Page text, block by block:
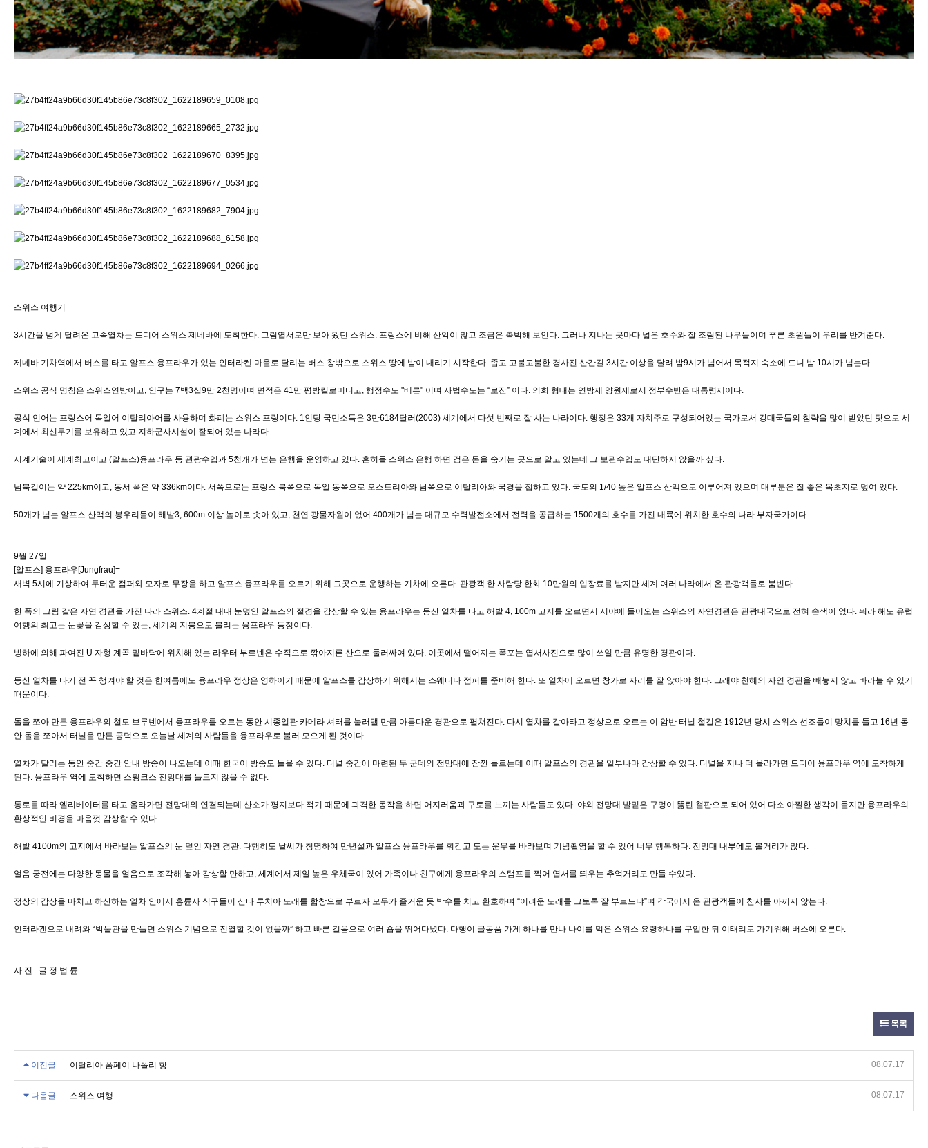
스위스 여행기
3시간을 넘게 달려온 고속열차는 드디어 스위스 제네바에 도착한다. 그림엽서로만 보아 왔던 스위스. 프랑스에 비해 산악이 많고 조금은 촉박해 보인다. 그러나 지나는 곳마다 넓은 호수와 잘 조림된 나무들이며 푸른 초원들이 우리를 반겨준다.
제네바 기차역에서 버스를 타고 알프스 융프라우가 있는 인터라켄 마을로 달리는 버스 창밖으로 스위스 땅에 밤이 내리기 시작한다. 좁고 고불고불한 경사진 산간길 3시간 이상을 달려 밤9시가 넘어서 목적지 숙소에 드니 밤 10시가 넘는다.
스위스 공식 명칭은 스위스연방이고, 인구는 7백3십9만 2천명이며 면적은 41만 평방킬로미터고, 행정수도 "베른" 이며 사법수도는 “로잔” 이다. 의회 형태는 연방제 양원제로서 정부수반은 대통령제이다.
공식 언어는 프랑스어 독일어 이탈리아어를 사용하며 화폐는 스위스 프랑이다. 1인당 국민소득은 3만6184달러(2003) 세계에서 다섯 번째로 잘 사는 나라이다. 행정은 33개 자치주로 구성되어있는 국가로서 강대국들의 침략을 많이 받았던 탓으로 세
계에서 최신무기를 보유하고 있고 지하군사시설이 잘되어 있는 나라다.
시계기술이 세계최고이고 (알프스)융프라우 등 관광수입과 5천개가 넘는 은행을 운영하고 있다. 흔히들 스위스 은행 하면 검은 돈을 숨기는 곳으로 알고 있는데 그 보관수입도 대단하지 않을까 싶다.
남북길이는 약 225km이고, 동서 폭은 약 336km이다. 서쪽으로는 프랑스 북쪽으로 독일 동쪽으로 오스트리아와 남쪽으로 이탈리아와 국경을 접하고 있다. 국토의 1/40 높은 알프스 산맥으로 이루어져 있으며 대부분은 질 좋은 목초지로 덮여 있다.
50개가 넘는 알프스 산맥의 봉우리들이 해발3, 600m 이상 높이로 솟아 있고, 천연 광물자원이 없어 400개가 넘는 대규모 수력발전소에서 전력을 공급하는 1500개의 호수를 가진 내륙에 위치한 호수의 나라 부자국가이다.
9월 27일
[알프스] 융프라우[Jungfrau]=
새벽 5시에 기상하여 두터운 점퍼와 모자로 무장을 하고 알프스 융프라우를 오르기 위해 그곳으로 운행하는 기차에 오른다. 관광객 한 사람당 한화 10만원의 입장료를 받지만 세계 여러 나라에서 온 관광객들로 붐빈다.
한 폭의 그림 같은 자연 경관을 가진 나라 스위스. 4계절 내내 눈덮인 알프스의 절경을 감상할 수 있는 융프라우는 등산 열차를 타고 해발 4, 100m 고지를 오르면서 시야에 들어오는 스위스의 자연경관은 관광대국으로 전혀 손색이 없다. 뭐라 해도 유럽
여행의 최고는 눈꽃을 감상할 수 있는, 세계의 지붕으로 불리는 융프라우 등정이다.
빙하에 의해 파여진 U 자형 계곡 밑바닥에 위치해 있는 라우터 부르넨은 수직으로 깎아지른 산으로 둘러싸여 있다. 이곳에서 떨어지는 폭포는 엽서사진으로 많이 쓰일 만큼 유명한 경관이다.
등산 열차를 타기 전 꼭 챙겨야 할 것은 한여름에도 융프라우 정상은 영하이기 때문에 알프스를 감상하기 위해서는 스웨터나 점퍼를 준비해 한다. 또 열차에 오르면 창가로 자리를 잘 앉아야 한다. 그래야 천혜의 자연 경관을 빼놓지 않고 바라볼 수 있기
때문이다.
돌을 쪼아 만든 융프라우의 철도 브루넨에서 융프라우를 오르는 동안 시종일관 카메라 셔터를 눌러댈 만큼 아름다운 경관으로 펼쳐진다. 다시 열차를 갈아타고 정상으로 오르는 이 암반 터널 철길은 1912년 당시 스위스 선조들이 망치를 들고 16년 동
안 돌을 쪼아서 터널을 만든 공덕으로 오늘날 세계의 사람들을 융프라우로 불러 모으게 된 것이다.
열차가 달리는 동안 중간 중간 안내 방송이 나오는데 이때 한국어 방송도 들을 수 있다. 터널 중간에 마련된 두 군데의 전망대에 잠깐 들르는데 이때 알프스의 경관을 일부나마 감상할 수 있다. 터널을 지나 더 올라가면 드디어 융프라우 역에 도착하게
된다. 융프라우 역에 도착하면 스핑크스 전망대를 들르지 않을 수 없다.
통로를 따라 엘리베이터를 타고 올라가면 전망대와 연결되는데 산소가 평지보다 적기 때문에 과격한 동작을 하면 어지러움과 구토를 느끼는 사람들도 있다. 야외 전망대 발밑은 구멍이 뚫린 철판으로 되어 있어 다소 아찔한 생각이 들지만 융프라우의
환상적인 비경을 마음껏 감상할 수 있다.
해발 4100m의 고지에서 바라보는 알프스의 눈 덮인 자연 경관. 다행히도 날씨가 청명하여 만년설과 알프스 융프라우를 휘감고 도는 운무를 바라보며 기념촬영을 할 수 있어 너무 행복하다. 전망대 내부에도 볼거리가 많다.
얼음 궁전에는 다양한 동물을 얼음으로 조각해 놓아 감상할 만하고, 세계에서 제일 높은 우체국이 있어 가족이나 친구에게 융프라우의 스탬프를 찍어 엽서를 띄우는 추억거리도 만들 수있다.
정상의 감상을 마치고 하산하는 열차 안에서 흥륜사 식구들이 산타 루치아 노래를 합창으로 부르자 모두가 즐거운 듯 박수를 치고 환호하며 “어려운 노래를 그토록 잘 부르느냐”며 각국에서 온 관광객들이 찬사를 아끼지 않는다.
인터라켄으로 내려와 “박물관을 만들면 스위스 기념으로 진열할 것이 없을까” 하고 빠른 걸음으로 여러 숍을 뛰어다녔다. 다행이 골동품 가게 하나를 만나 나이를 먹은 스위스 요령하나를 구입한 뒤 이태리로 가기위해 버스에 오른다.
사 진 . 글 정 법 륜
목록
이전글 이탈리아 폼페이 나폴리 항 08.07.17
다음글 스위스 여행 08.07.17